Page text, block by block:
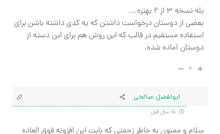
بله نسخه ۳ از ۲ بهتره…
بعضی از دوستان درخواست داشتن که یه کدی داشته باشن برای
استفاده مستقیم در قالب که این روش هم برای این دسته از
دوستان آماده شده.
۰
ابولفضل صالحي
سلام و ممنون به خاطر زحمتي كه بابت اين افزونه فوق العاده